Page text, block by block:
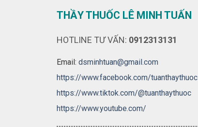
THẦY THUỐC LÊ MINH TUẤN
HOTLINE TƯ VẤN: 0912313131
Email: dsminhtuan@gmail.com
https://www.facebook.com/tuanthaythuoc
https://www.tiktok.com/@tuanthaythuoc
https://www.youtube.com/